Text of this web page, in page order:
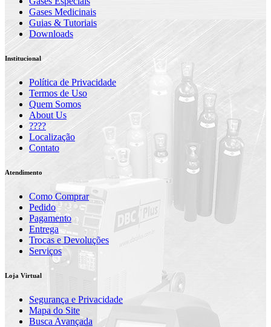
Gases Medicinais
Guias & Tutoriais
Downloads
Institucional
Política de Privacidade
Termos de Uso
Quem Somos
About Us
????
Localização
Contato
Atendimento
Como Comprar
Pedido
Pagamento
Entrega
Trocas e Devoluções
Serviços
Loja Virtual
Segurança e Privacidade
Mapa do Site
Busca Avançada